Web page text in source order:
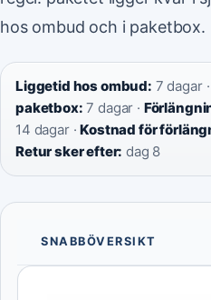
hos ombud och i paketbox.
Liggetid hos ombud: 7 dagar
paketbox: 7 dagar ·
14 dagar ·Kostnad för
Retur sker efter: dag 8
SNABBÖVERSIKT